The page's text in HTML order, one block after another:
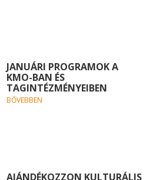
JANUÁRI PROGRAMOK A
KMO-BAN ÉS
TAGINTÉZMÉNYEIBEN
BŐVEBBEN
AJÁNDÉKOZZON KULTURÁLIS